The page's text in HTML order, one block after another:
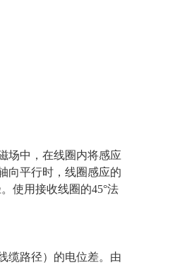
场中，在线圈内将感应
向平行时，线圈感应的
使用接收线圈的45°法
缆路径）的电位差。由